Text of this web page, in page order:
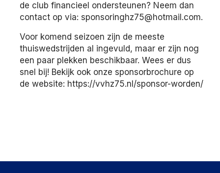
de club financieel ondersteunen? Neem dan
contact op via: sponsoringhz75@hotmail.com.
Voor komend seizoen zijn de meeste
thuiswedstrijden al ingevuld, maar er zijn nog
een paar plekken beschikbaar. Wees er dus
snel bij! Bekijk ook onze sponsorbrochure op
de website: https://vvhz75.nl/sponsor-worden/